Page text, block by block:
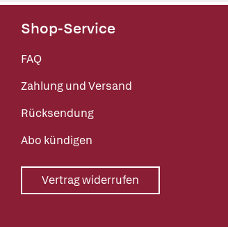
Shop-Service
FAQ
Zahlung und Versand
Rücksendung
Abo kündigen
Vertrag widerrufen